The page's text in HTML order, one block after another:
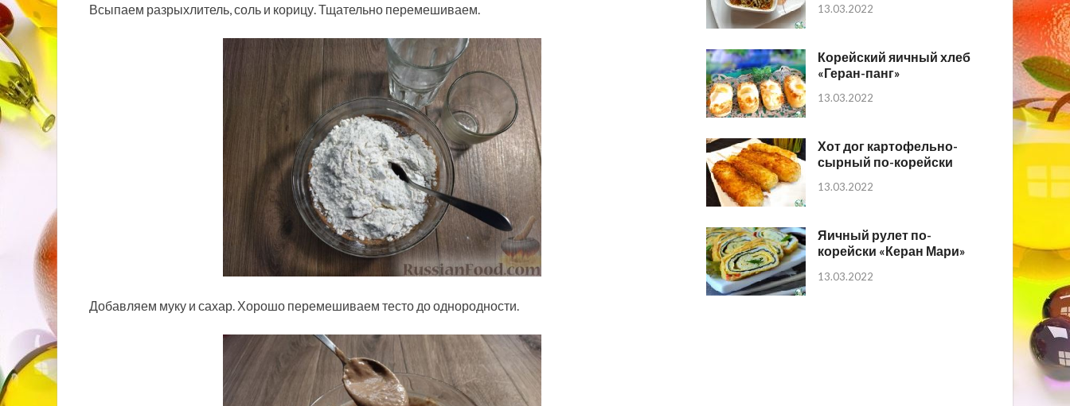
Всыпаем разрыхлитель, соль и корицу. Тщательно перемешиваем.
Добавляем муку и сахар. Хорошо перемешиваем тесто до однородности.
13.03.2022
Корейский яичный хлеб
«Геран-панг»
13.03.2022
Хот дог картофельно-
сырный по-корейски
13.03.2022
Яичный рулет по-
корейски «Керан Мари»
13.03.2022